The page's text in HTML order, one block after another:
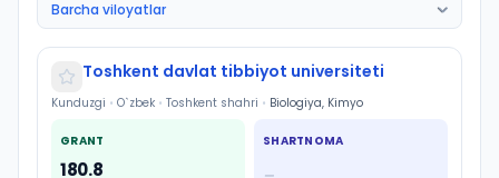
Toshkent davlat tibbiyot universiteti
Kunduzgi • O`zbek • Toshkent shahri • Biologiya, Kimyo
GRANT
180.8
SHARTNOMA